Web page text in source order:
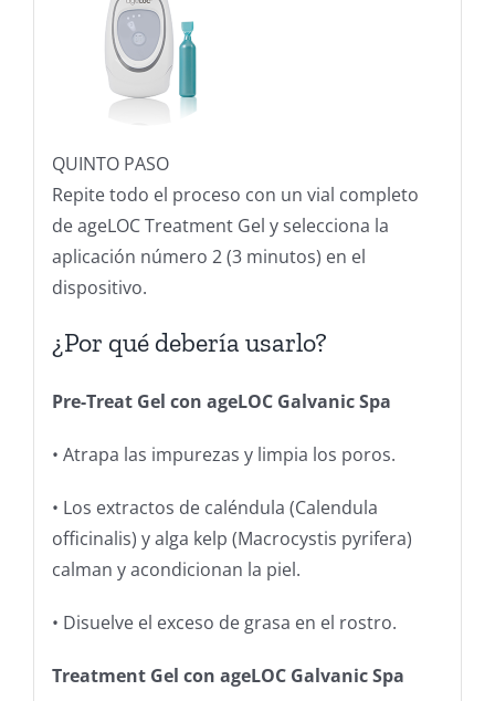
QUINTO PASO
Repite todo el proceso con un vial completo
de ageLOC Treatment Gel y selecciona la
aplicación número 2 (3 minutos) en el
dispositivo.
¿Por qué debería usarlo?
Pre-Treat Gel con ageLOC Galvanic Spa
• Atrapa las impurezas y limpia los poros.
• Los extractos de caléndula (Calendula
officinalis) y alga kelp (Macrocystis pyrifera)
calman y acondicionan la piel.
• Disuelve el exceso de grasa en el rostro.
Treatment Gel con ageLOC Galvanic Spa